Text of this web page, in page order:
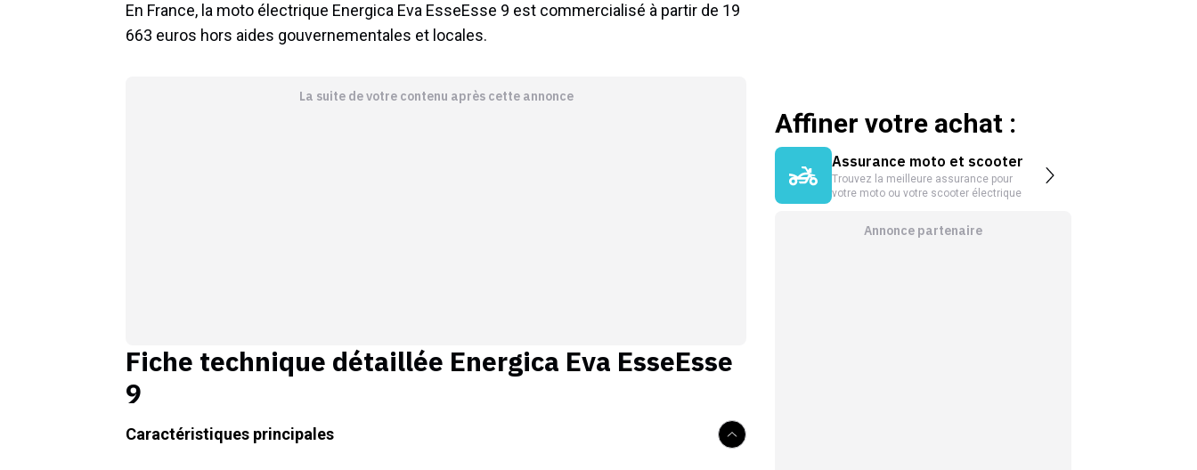
En France, la moto électrique Energica Eva EsseEsse 9 est commercialisé à partir de 19
663 euros hors aides gouvernementales et locales.
La suite de votre contenu après cette annonce
Fiche technique détaillée Energica Eva EsseEsse
9
Caractéristiques principales
Affiner votre achat :
Assurance moto et scooter
Trouvez la meilleure assurance pour
votre moto ou votre scooter électrique
Annonce partenaire